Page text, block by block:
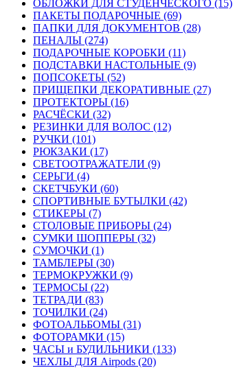
ОБЛОЖКИ ДЛЯ СТУДЕНЧЕСКОГО (15)
ПАКЕТЫ ПОДАРОЧНЫЕ (69)
ПАПКИ ДЛЯ ДОКУМЕНТОВ (28)
ПЕНАЛЫ (274)
ПОДАРОЧНЫЕ КОРОБКИ (11)
ПОДСТАВКИ НАСТОЛЬНЫЕ (9)
ПОПСОКЕТЫ (52)
ПРИЩЕПКИ ДЕКОРАТИВНЫЕ (27)
ПРОТЕКТОРЫ (16)
РАСЧЁСКИ (32)
РЕЗИНКИ ДЛЯ ВОЛОС (12)
РУЧКИ (101)
РЮКЗАКИ (17)
СВЕТООТРАЖАТЕЛИ (9)
СЕРЬГИ (4)
СКЕТЧБУКИ (60)
СПОРТИВНЫЕ БУТЫЛКИ (42)
СТИКЕРЫ (7)
СТОЛОВЫЕ ПРИБОРЫ (24)
СУМКИ ШОППЕРЫ (32)
СУМОЧКИ (1)
ТАМБЛЕРЫ (30)
ТЕРМОКРУЖКИ (9)
ТЕРМОСЫ (22)
ТЕТРАДИ (83)
ТОЧИЛКИ (24)
ФОТОАЛЬБОМЫ (31)
ФОТОРАМКИ (15)
ЧАСЫ и БУДИЛЬНИКИ (133)
ЧЕХЛЫ ДЛЯ Airpods (20)